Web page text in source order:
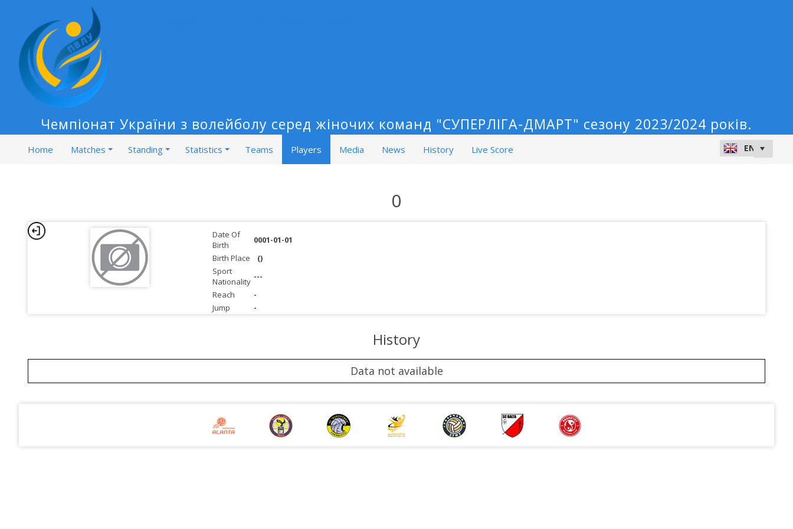
Чемпіонат України з волейболу серед жіночих команд "СУПЕРЛІГА-ДМАРТ" сезону 2023/2024 років.
Home Matches Standing Statistics Teams Players Media News History Live Score
0
Date Of
Birth
0001-01-01
Birth Place
()
Sport
Nationality ---
Reach
-
Jump
-
History
Data not available